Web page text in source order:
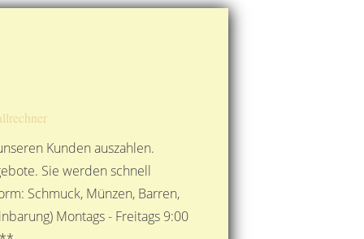
Kunden auszahlen.
Sie werden schnell
Schmuck, Münzen, Barren,
Montags - Freitags 9:00